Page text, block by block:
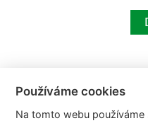
Používáme cookies
Na tomto webu